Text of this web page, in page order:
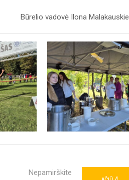
Būrelio vadovė Ilona
Nepamirškite